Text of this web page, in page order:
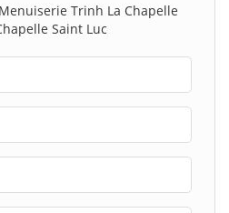
Trinh La Chapelle
Saint Luc